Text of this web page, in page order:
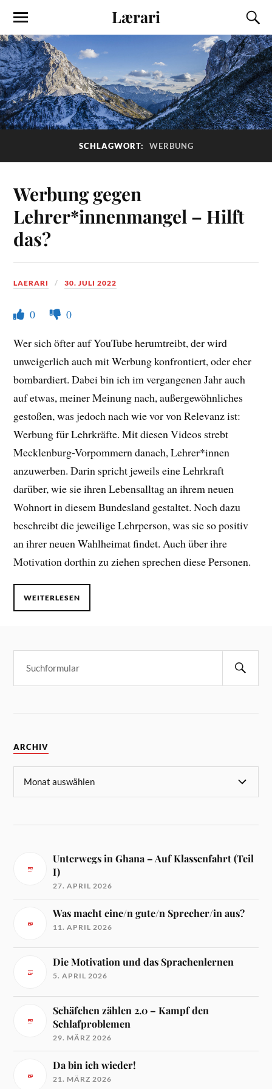
Lærari
SCHLAGWORT: WERBUNG
Werbung gegen
Lehrer*innenmangel – Hilft
das?
LAERARI 30. JULI 2022
0
0
Wer sich öfter auf YouTube herumtreibt, der wird
unweigerlich auch mit Werbung konfrontiert, oder eher
bombardiert. Dabei bin ich im vergangenen Jahr auch
auf etwas, meiner Meinung nach, außergewöhnliches
gestoßen, was jedoch nach wie vor von Relevanz ist:
Werbung für Lehrkräfte. Mit diesen Videos strebt
Mecklenburg-Vorpommern danach, Lehrer*innen
anzuwerben. Darin spricht jeweils eine Lehrkraft
darüber, wie sie ihren Lebensalltag an ihrem neuen
Wohnort in diesem Bundesland gestaltet. Noch dazu
beschreibt die jeweilige Lehrperson, was sie so positiv
an ihrer neuen Wahlheimat findet. Auch über ihre
Motivation dorthin zu ziehen sprechen diese Personen.
WEITERLESEN
ARCHIV
Unterwegs in Ghana – Auf Klassenfahrt (Teil
I)
27. APRIL 2026
Was macht eine/n gute/n Sprecher/in aus?
11. APRIL 2026
Die Motivation und das Sprachenlernen
5. APRIL 2026
Schäfchen zählen 2.0 – Kampf den
Schlafproblemen
29. MÄRZ 2026
Da bin ich wieder!
21. MÄRZ 2026